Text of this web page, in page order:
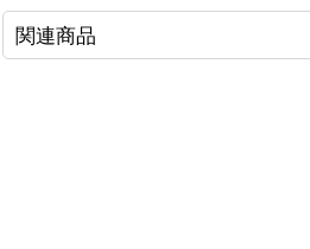
関連商品